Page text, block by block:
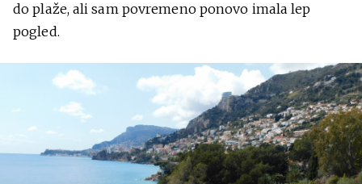
do plaže, ali sam povremeno ponovo imala lep
pogled.